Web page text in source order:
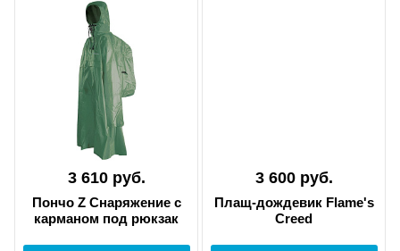
3 610 руб.
Пончо Z Снаряжение с
карманом под рюкзак
3 600 руб.
Плащ-дождевик Flame's
Creed